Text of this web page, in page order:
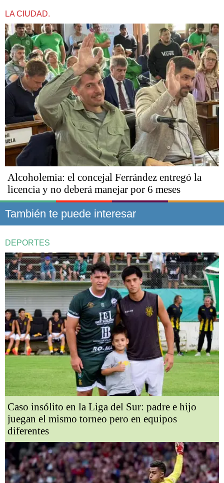
LA CIUDAD.
Alcoholemia: el concejal Ferrández entregó la
licencia y no deberá manejar por 6 meses
También te puede interesar
DEPORTES
Caso insólito en la Liga del Sur: padre e hijo
juegan el mismo torneo pero en equipos
diferentes